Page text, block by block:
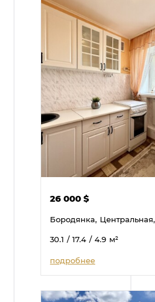
26 000$
Бородянка, Центральная,
30.1 / 17.4 / 4.9 м²
подробнее